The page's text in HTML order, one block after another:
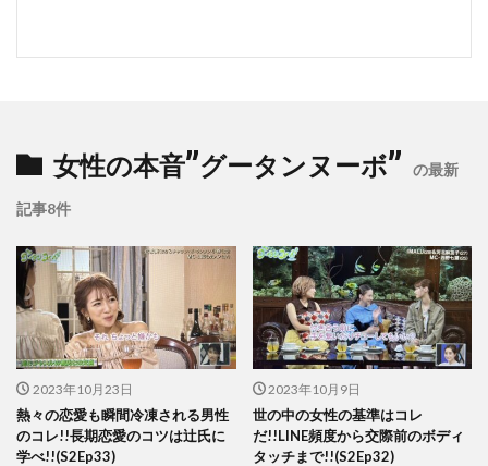
女性の本音”グータンヌーボ” の最新
記事8件
2023年10月23日
熱々の恋愛も瞬間冷凍される男性
のコレ!!長期恋愛のコツは辻氏に
学べ!!(S2Ep33)
2023年10月9日
世の中の女性の基準はコレ
だ!!LINE頻度から交際前のボディ
タッチまで!!(S2Ep32)